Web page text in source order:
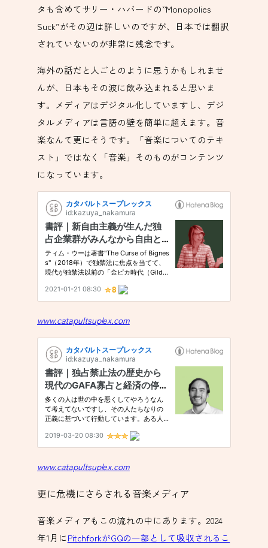
タも含めてサリー・ハバードの”Monopolies
Suck”がその辺は詳しいのですが、日本では翻訳
されていないのが非常に残念です。
海外の話だと人ごとのように思うかもしれませ
んが、日本もその波に飲み込まれると思いま
す。メディアはデジタル化していますし、デジ
タルメディアは言語の壁を簡単に超えます。音
楽なんて更にそうです。「音楽についてのテキ
スト」ではなく「音楽」そのものがコンテンツ
になっています。
www.catapultsuplex.com
www.catapultsuplex.com
更に危機にさらされる音楽メディア
音楽メディアもこの流れの中にあります。2024
年1月にPitchforkがGQの一部として吸収されるこ